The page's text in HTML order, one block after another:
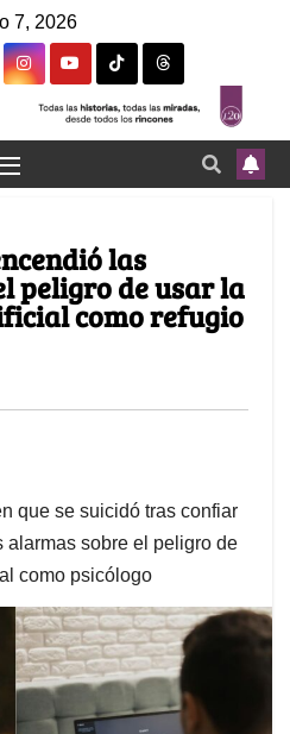
7, 2026
las
peligro de usar la
como refugio
que se suicidó tras confiar
sobre el peligro de
como psicólogo